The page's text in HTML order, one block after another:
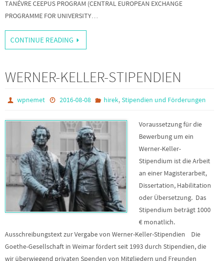
TANÉVRE CEEPUS PROGRAM (CENTRAL EUROPEAN EXCHANGE
PROGRAMME FOR UNIVERSITY…
CONTINUE READING
WERNER-KELLER-STIPENDIEN
wpnemet 2016-08-08 hirek, Stipendien und Förderungen
Voraussetzung für die
Bewerbung um ein
Werner-Keller-
Stipendium ist die Arbeit
an einer Magisterarbeit,
Dissertation, Habilitation
oder Übersetzung. Das
Stipendium beträgt 1000
€ monatlich.
Ausschreibungstext zur Vergabe von Werner-Keller-Stipendien Die
Goethe-Gesellschaft in Weimar fördert seit 1993 durch Stipendien, die
wir überwiegend privaten Spenden von Mitgliedern und Freunden